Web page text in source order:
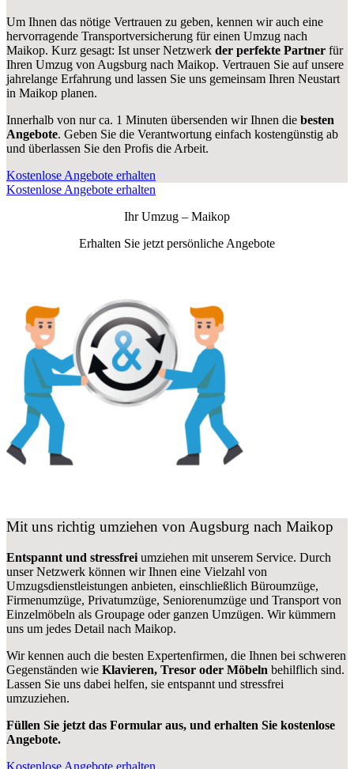
Um Ihnen das nötige Vertrauen zu geben, kennen wir auch eine
hervorragende Transportversicherung für einen Umzug nach
Maikop. Kurz gesagt: Ist unser Netzwerk der perfekte Partner für
Ihren Umzug von Augsburg nach Maikop. Vertrauen Sie auf unsere
jahrelange Erfahrung und lassen Sie uns gemeinsam Ihren Neustart
in Maikop planen.
Innerhalb von nur ca. 1 Minuten übersenden wir Ihnen die besten
Angebote. Geben Sie die Verantwortung einfach kostengünstig ab
und überlassen Sie den Profis die Arbeit.
Kostenlose Angebote erhalten
Kostenlose Angebote erhalten
Ihr Umzug – Maikop
Erhalten Sie jetzt persönliche Angebote
Mit uns richtig umziehen von Augsburg nach Maikop
Entspannt und stressfrei umziehen mit unserem Service. Durch
unser Netzwerk können wir Ihnen eine Vielzahl von
Umzugsdienstleistungen anbieten, einschließlich Büroumzüge,
Firmenumzüge, Privatumzüge, Seniorenumzüge und Transport von
Einzelmöbeln als Groupage oder ganzen Umzügen. Wir kümmern
uns um jedes Detail nach Maikop.
Wir kennen auch die besten Expertenfirmen, die Ihnen bei schweren
Gegenständen wie Klavieren, Tresor oder Möbeln behilflich sind.
Lassen Sie uns dabei helfen, sie entspannt und stressfrei
umzuziehen.
Füllen Sie jetzt das Formular aus, und erhalten Sie kostenlose
Angebote.
Kostenlose Angebote erhalten